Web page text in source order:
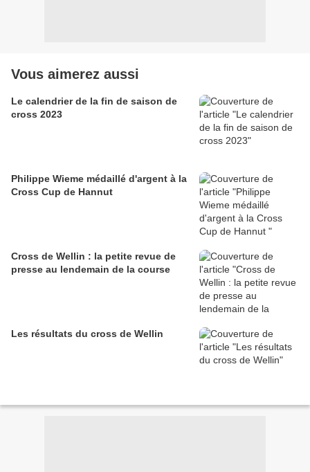
Vous aimerez aussi
Le calendrier de la fin de saison de
cross 2023
Philippe Wieme médaillé d'argent à la
Cross Cup de Hannut
Cross de Wellin : la petite revue de
presse au lendemain de la course
Les résultats du cross de Wellin